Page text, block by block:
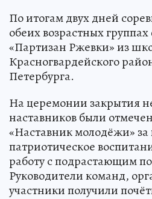
По итогам двух дней
обеих возрастных
«Партизан Ржевки» из
Красногвардейского
Петербурга.
На церемонии закрытия
наставников были
«Наставник молодёжи» за
патриотическое
работу с подрастающим
Руководители команд,
участники получили